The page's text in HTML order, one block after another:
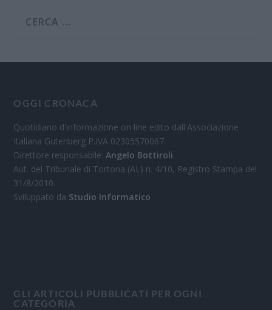
OGGI CRONACA
Quotidiano d'informazione on line edito dall'Associazione
Italiana Gutenberg P.IVA 02305570067.
Direttore responsabile:Angelo Bottiroli.
Aut. del Tribunale di Tortona (AL) n. 4/10, Registro Stampa del
31/8/2010.
Sviluppato da Studio Informatico
GLI ARTICOLI PUBBLICATI PER OGNI
CATEGORIA